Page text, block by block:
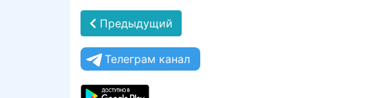
Предыдущий
Телеграм канал